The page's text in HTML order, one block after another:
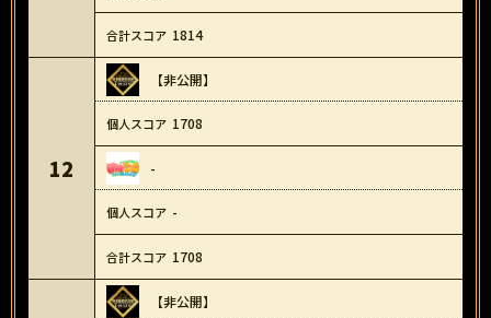
1814
12
【非公開】
1708
-
-
1708
【非公開】